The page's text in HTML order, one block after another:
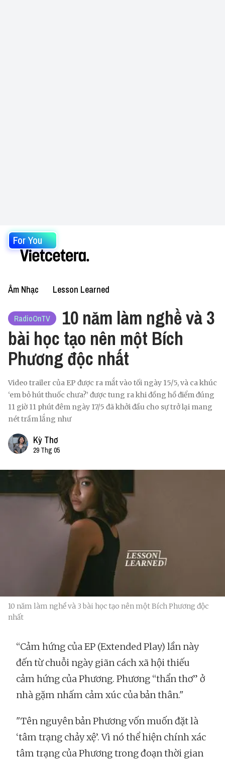
For You
Âm Nhạc Lesson Learned
RadioOnTV
10 năm làm nghề và 3
bài học tạo nên một Bích
Phương độc nhất
Video trailer của EP được ra mắt vào tối ngày 15/5, và ca khúc
‘em bỏ hút thuốc chưa?’ được tung ra khi đồng hồ điểm đúng
11 giờ 11 phút đêm ngày 17/5 đã khởi đầu cho sự trở lại mang
nét trầm lắng như
Kỳ Thơ
29 Thg 05
10 năm làm nghề và 3 bài học tạo nên một Bích Phương độc
nhất
“Cảm hứng của EP (Extended Play) lần này
đến từ chuỗi ngày giãn cách xã hội thiếu
cảm hứng của Phương. Phương “thẩn thơ” ở
nhà gặm nhấm cảm xúc của bản thân."
"Tên nguyên bản Phương vốn muốn đặt là
‘tâm trạng chảy xệ’. Vì nó thể hiện chính xác
tâm trạng của Phương trong đoạn thời gian